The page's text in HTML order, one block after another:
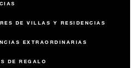
DE VILLAS Y RESIDENCIAS
EXTRAORDINARIAS
DE REGALO